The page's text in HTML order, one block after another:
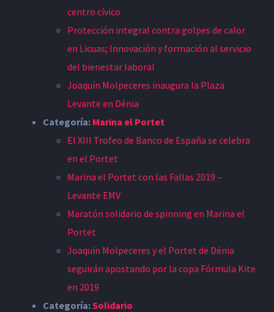
centro cívico
Protección integral contra golpes de calor
en Licuas; Innovación y formación al servicio
del bienestar laboral
Joaquín Molpeceres inaugura la Plaza
Levante en Dénia
Categoría: Marina el Portet
El XIII Trofeo de Banco de España se celebra
en el Portet
Marina el Portet con las Fallas 2019 –
Levante EMV
Maratón solidario de spinning en Marina el
Portet
Joaquín Molpeceres y el Portet de Dénia
seguirán apostando por la copa Fórmula Kite
en 2019
Categoría:Solidario